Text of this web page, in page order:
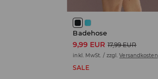
Badehose
9,99 EUR 17,99 EUR
inkl. MwSt. / zzgl.Versandkosten
SALE